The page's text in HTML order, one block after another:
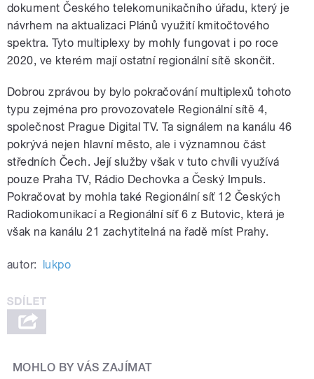
dokument Českého telekomunikačního úřadu, který je
návrhem na aktualizaci Plánů využití kmitočtového
spektra. Tyto multiplexy by mohly fungovat i po roce
2020, ve kterém mají ostatní regionální sítě skončit.
Dobrou zprávou by bylo pokračování multiplexů tohoto
typu zejména pro provozovatele Regionální sítě 4,
společnost Prague Digital TV. Ta signálem na kanálu 46
pokrývá nejen hlavní město, ale i významnou část
středních Čech. Její služby však v tuto chvíli využívá
pouze Praha TV, Rádio Dechovka a Český Impuls.
Pokračovat by mohla také Regionální síť 12 Českých
Radiokomunikací a Regionální síť 6 z Butovic, která je
však na kanálu 21 zachytitelná na řadě míst Prahy.
autor: lukpo
MOHLO BY VÁS ZAJÍMAT